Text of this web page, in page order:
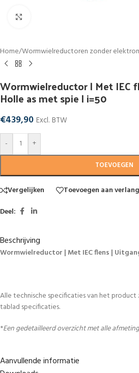
Home/Wormwielreductoren zonder
Wormwielreductor | Met IEC
Holle as met spie | i=50
€439,90 Excl. BTW
-
+
TOEVOEGEN
Vergelijken
Toevoegen aan
Deel:
Beschrijving
Wormwielreductor | Met IEC flens |
Alle technische specificaties van het
tablad specificaties.
*Een gedetailleerd overzicht met alle
Aanvullende informatie